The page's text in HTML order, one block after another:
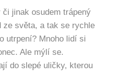
jinak osudem trápený
světa, a tak se rychle
utrpení? Mnoho lidí si
Ale mýlí se.
do slepé uličky, kterou